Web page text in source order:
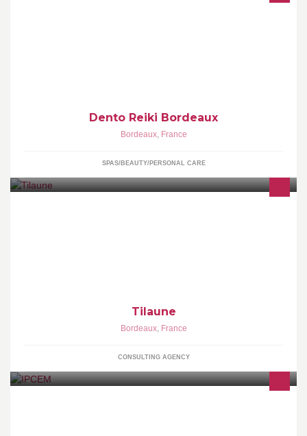
Dento Reiki Bordeaux
Bordeaux, France
SPAS/BEAUTY/PERSONAL CARE
Tilaune
Bordeaux, France
CONSULTING AGENCY